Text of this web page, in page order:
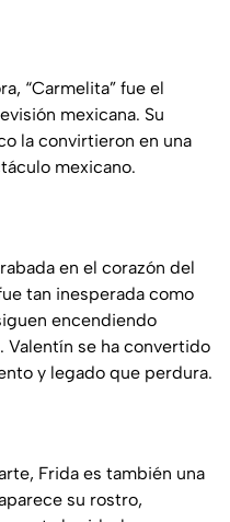
“Carmelita” fue el
mexicana. Su
la convirtieron en una
mexicano.
en el corazón del
tan inesperada como
encendiendo
Valentín se ha convertido
y legado que perdura.
Frida es también una
su rostro,